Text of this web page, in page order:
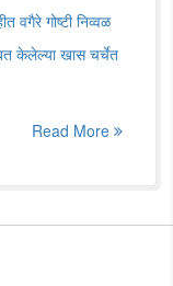
वगैरे गोष्टी निव्वळ
केलेल्या खास चर्चेत
Read More